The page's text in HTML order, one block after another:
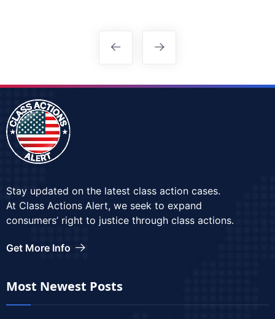
Stay updated on the latest class action cases.
At Class Actions Alert, we seek to expand
consumers’ right to justice through class actions.
Get More Info
Most Newest Posts